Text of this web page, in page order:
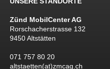
Zünd MobilCenter AG
Rorschacherstrasse 132
9450 Altstätten
071 757 80 20
altstaetten(at)zmcag.ch